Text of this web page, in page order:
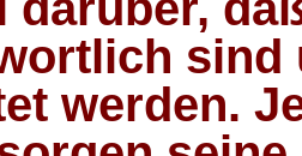
sind
werden.